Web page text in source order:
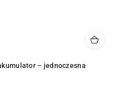
– jednoczesna